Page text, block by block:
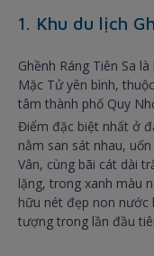
1. Khu du lịch
Ghềnh Ráng Tiên Sa
Mặc Tử yên bình,
tâm thành phố Quy
Điểm đặc biệt nhất ở
nằm san sát nhau,
Vân, cùng bãi cát dài
lặng, trong xanh màu
hữu nét đẹp non nước
tượng trong lần đầu